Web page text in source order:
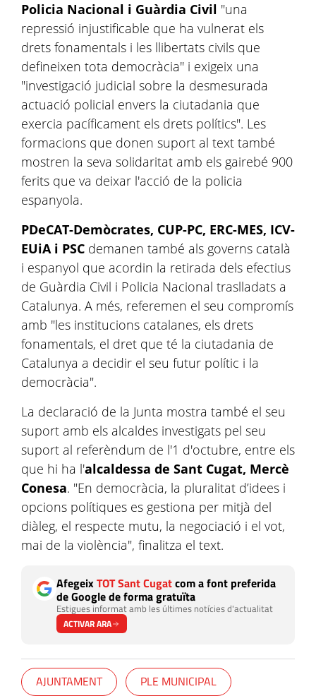
Policia Nacional i Guàrdia Civil "una
repressió injustificable que ha vulnerat els
drets fonamentals i les llibertats civils que
defineixen tota democràcia" i exigeix una
"investigació judicial sobre la desmesurada
actuació policial envers la ciutadania que
exercia pacíficament els drets polítics". Les
formacions que donen suport al text també
mostren la seva solidaritat amb els gairebé 900
ferits que va deixar l'acció de la policia
espanyola.
PDeCAT-Demòcrates, CUP-PC, ERC-MES, ICV-
EUiA i PSC demanen també als governs català
i espanyol que acordin la retirada dels efectius
de Guàrdia Civil i Policia Nacional traslladats a
Catalunya. A més, referemen el seu compromís
amb "les institucions catalanes, els drets
fonamentals, el dret que té la ciutadania de
Catalunya a decidir el seu futur polític i la
democràcia".
La declaració de la Junta mostra també el seu
suport amb els alcaldes investigats pel seu
suport al referèndum de l'1 d'octubre, entre els
que hi ha l'alcaldessa de Sant Cugat, Mercè
Conesa. "En democràcia, la pluralitat d’idees i
opcions polítiques es gestiona per mitjà del
diàleg, el respecte mutu, la negociació i el vot,
mai de la violència", finalitza el text.
AfegeixTOT Sant Cugatcom a font preferida
de Google de forma gratuïta
Estigues informat amb les últimes notícies d'actualitat
ACTIVAR ARA
AJUNTAMENT PLE MUNICIPAL